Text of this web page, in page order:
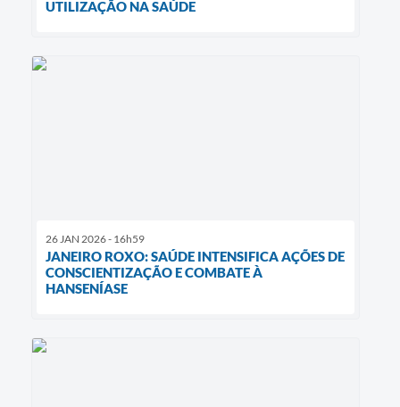
UTILIZAÇÃO NA SAÚDE
26 JAN 2026 - 16h59
JANEIRO ROXO: SAÚDE INTENSIFICA AÇÕES DE
CONSCIENTIZAÇÃO E COMBATE À
HANSENÍASE